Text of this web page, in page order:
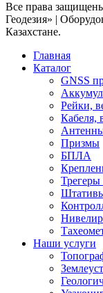
Все права
Геодезия» |
Казахстане.
Главная
Каталог
GNSS
Рейки,
Кабеля,
Призмы
БПЛА
Трегеры
Наши услуги